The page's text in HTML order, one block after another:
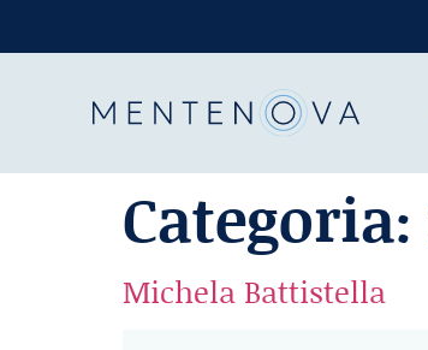
Categoria:
Michela Battistella